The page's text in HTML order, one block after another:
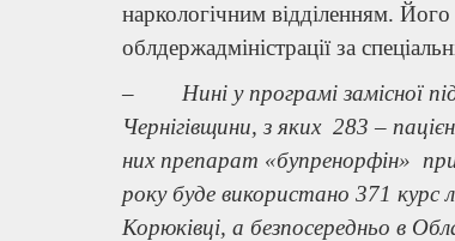
наркологічним відділенням.
облдержадміністрації за
– Нині у програмі замісної
Чернігівщини, з яких 283 –
них препарат «бупренорфін»
року буде використано 371 курс
Корюківці, а безпосередньо в